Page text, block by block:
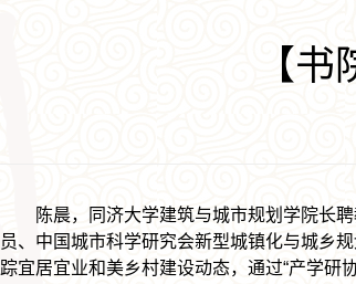
【
陈晨，同济大学建筑与城市规划学院长
员、中国城市科学研究会新型城镇化与城乡
踪宜居宜业和美乡村建设动态，通过“产学